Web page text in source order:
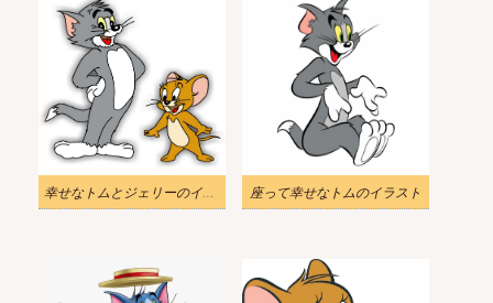
幸せなトムとジェリーのイラスト 座って幸せなトムのイラスト